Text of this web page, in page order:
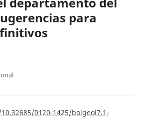
para
0120-1425/bolgeol7.1-